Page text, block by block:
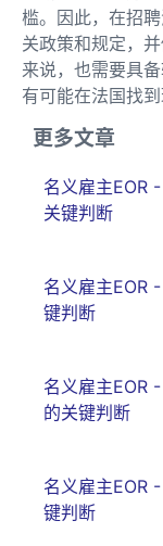
槛。因此，在招
关政策和规定，
来说，也需要具
有可能在法国找到
更多文章
名义雇主EOR
关键判断
名义雇主EOR
键判断
名义雇主EOR
的关键判断
名义雇主EOR
键判断